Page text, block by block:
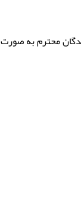
محترم به صورت